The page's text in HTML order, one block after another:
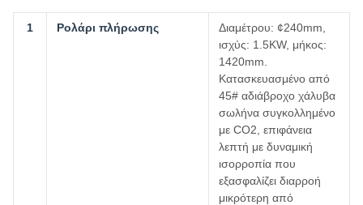
1 Ρολάρι πλήρωσης
Διαμέτρου: ¢240mm,
ισχύς: 1.5KW, μήκος:
1420mm.
Κατασκευασμένο από
45# αδιάβροχο χάλυβα
σωλήνα συγκολλημένο
με CO2, επιφάνεια
λεπτή με δυναμική
ισορροπία που
εξασφαλίζει διαρροή
μικρότερη από